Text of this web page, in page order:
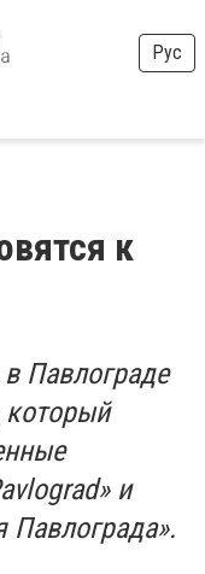
Рус
к
Павлограде
который
и
Павлограда».